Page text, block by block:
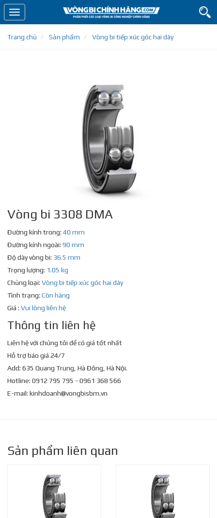
Toggle
navigation
Trang chủ
Sản phẩm Vòng bi tiếp xúc góc hai dãy
Vòng bi 3308 DMA
Đường kính trong: 40 mm
Đường kính ngoài: 90 mm
Độ dày vòng bi: 36.5 mm
Trọng lượng: 1.05 kg
Chủng loại: Vòng bi tiếp xúc góc hai dãy
Tình trạng: Còn hàng
Giá : Vui lòng liên hệ
Thông tin liên hệ
Liên hệ với chúng tôi để có giá tốt nhất
Hỗ trợ báo giá 24/7
Add: 635 Quang Trung, Hà Đông, Hà Nội.
Hotline: 0912 795 795 - 0961 368 566
E-mail: kinhdoanh@vongbisbm.vn
Sản phẩm liên quan